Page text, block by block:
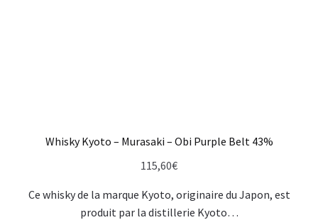
Whisky Kyoto – Murasaki – Obi Purple Belt 43%
115,60€
Ce whisky de la marque Kyoto, originaire du Japon, est
produit par la distillerie Kyoto…